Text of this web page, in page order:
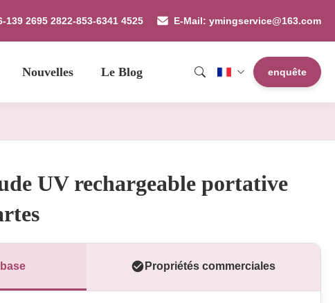
139 2695 2822-853-6341 4525 E-Mail: ymingservice@163.com
Nouvelles Le Blog enquête
UV rechargeable portative
Propriétés commerciales